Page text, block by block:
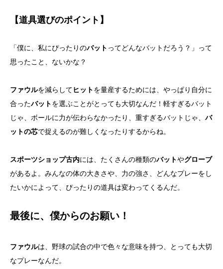
【道具選びのポイント】
「僕に、私にぴったりのバット ってどんなバットだろう？」って
思ったこと、ないかな？
ファウルを減らして ヒット を量産するためには、やっぱり自分に
合ったバット を選ぶことがとっても大切なんだ！軽すぎるバット
じゃ、ボールに力が伝わらなかったり、重すぎるバットじゃ、 バ
ットの芯で捉えるのが難しくなったりするからね。
スポーツショップ古内には、たくさんの種類のバットやグローブ
があるよ。みんなの体の大きさや、力の強さ、どんなプレーをし
たいかによって、ぴったりの道具は変わってくるんだ。
最後に、僕からのお願い！
ファウルは、野球の試合の中で色々な意味を持つ、とっても大切
なプレーなんだ。